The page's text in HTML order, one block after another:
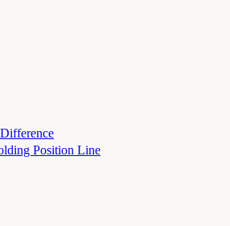
Position Line